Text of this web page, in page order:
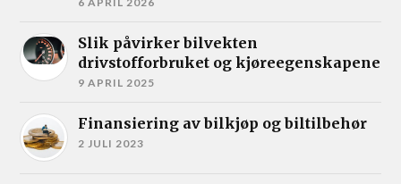
Slik påvirker bilvekten
drivstofforbruket og kjøreegenskapene
9 APRIL 2025
Finansiering av bilkjøp og biltilbehør
2 JULI 2023